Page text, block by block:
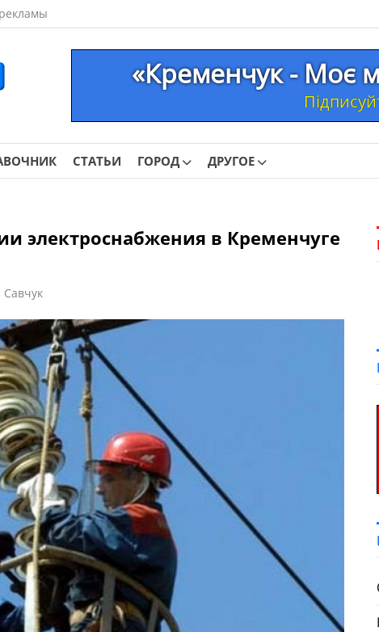
«Кременчук - Моє
СТАТЬИ ГОРОД ДРУГОЕ
электроснабжения в Кременчуге